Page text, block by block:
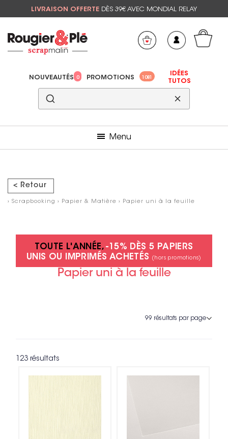
LIVRAISON OFFERTE DÈS 39€ AVEC MONDIAL RELAY
NOUVEAUTÉS 0 PROMOTIONS 1081
IDÉES
TUTOS
Menu
< Retour
› Scrapbooking › Papier & Matière › Papier uni à la feuille
TOUTE L'ANNÉE,-15% DÈS 5 PAPIERS
UNIS OU IMPRIMÉS ACHETÉS
(hors promotions)
Papier uni à la feuille
123 résultats